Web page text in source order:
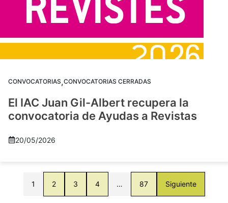
CONVOCATORIAS,CONVOCATORIAS CERRADAS
El IAC Juan Gil-Albert recupera la
convocatoria de Ayudas a Revistas
20/05/2026
1 2 3 4 … 87 Siguiente